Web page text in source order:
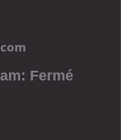
Fermé